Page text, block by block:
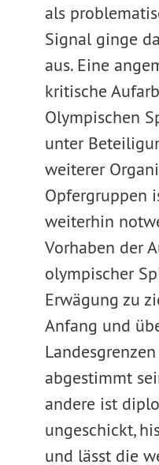
als
Signal ginge
aus. Eine
kritische
Olympischen
unter
weiterer
Opfergruppen
weiterhin
Vorhaben der
olympischer
Erwägung zu
Anfang und
abgestimmt
andere ist
ungeschickt,
und lässt die